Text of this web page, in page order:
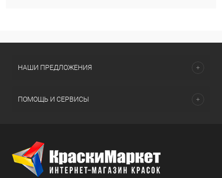
НАШИ ПРЕДЛОЖЕНИЯ
ПОМОЩЬ И СЕРВИСЫ